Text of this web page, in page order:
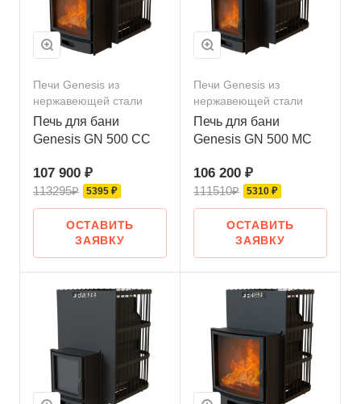
Печи Genesis из
нержавеющей стали
Печь для бани
Genesis GN 500 СС
107 900 ₽
113295₽ 5395 ₽
ОСТАВИТЬ
ЗАЯВКУ
Печи Genesis из
нержавеющей стали
Печь для бани
Genesis GN 500 МС
106 200 ₽
111510₽ 5310 ₽
ОСТАВИТЬ
ЗАЯВКУ